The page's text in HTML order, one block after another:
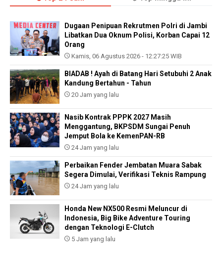
Dugaan Penipuan Rekrutmen Polri di Jambi
Libatkan Dua Oknum Polisi, Korban Capai 12
Orang
Kamis, 06 Agustus 2026 - 12:27:25 WIB
BIADAB ! Ayah di Batang Hari Setubuhi 2 Anak
Kandung Bertahun - Tahun
20 Jam yang lalu
Nasib Kontrak PPPK 2027 Masih
Menggantung, BKPSDM Sungai Penuh
Jemput Bola ke KemenPAN-RB
24 Jam yang lalu
Perbaikan Fender Jembatan Muara Sabak
Segera Dimulai, Verifikasi Teknis Rampung
24 Jam yang lalu
Honda New NX500 Resmi Meluncur di
Indonesia, Big Bike Adventure Touring
dengan Teknologi E-Clutch
5 Jam yang lalu